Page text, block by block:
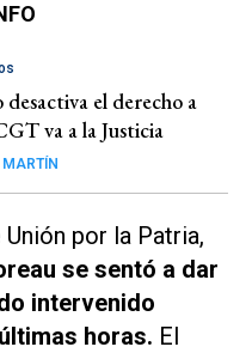
el derecho a
va a la Justicia
por la Patria,
se sentó a dar
intervenido
horas. El